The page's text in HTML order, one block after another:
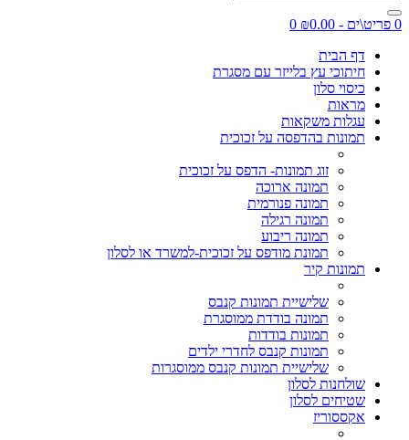
0 פריט\ים - ₪0.00
0
דף הבית
חיתוכי עץ בלייזר עם מסגרת
כיסוי סלון
מראות
עגלות משקאות
תמונות בהדפסה על זכוכית
זוג תמונות- הדפס על זכוכית
תמונה ארוכה
תמונה פנורמית
תמונה רגילה
תמונה ריבוע
תמונת מודפס על זכוכית-למשרד או לסלון
תמונות קיר
שלישיית תמונות קנבס
תמונה בודדת ממוסגרת
תמונות בודדות
תמונות קנבס לחדרי ילדים
שלישיית תמונות קנבס ממוסגרות
שולחנות לסלון
שטיחים לסלון
אקססוריז